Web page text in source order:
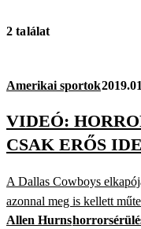
2 találat
Amerikai sportok
VIDEÓ:
CSAK ERŐS
A Dallas Cowboys
azonnal meg is kellett
Allen Hurns